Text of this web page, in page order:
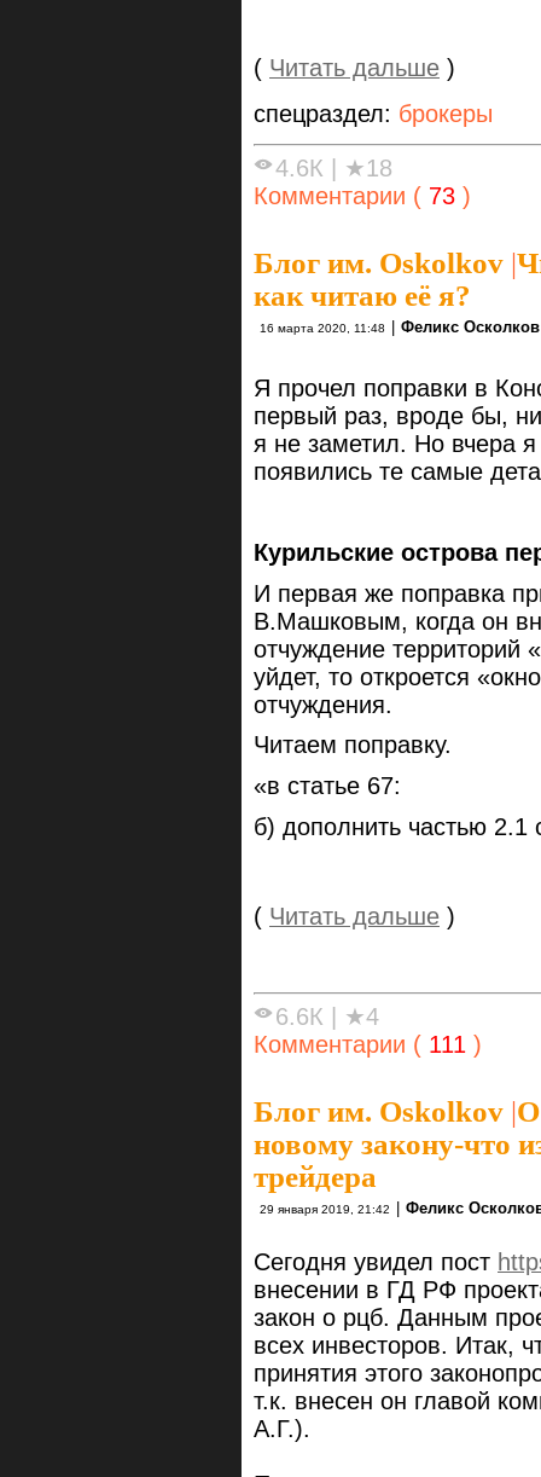
( Читать дальше )
спецраздел: брокеры
4.6К
★18
Комментарии ( 73 )
Блог им. Oskolkov |
как читаю её я?
16 марта 2020, 11:48 Феликс Осколков
Я прочел поправки в
первый раз, вроде бы,
я не заметил. Но вчера
появились те самые
Курильские острова
И первая же поправка
В.Машковым, когда он
отчуждение территорий
уйдет, то откроется
отчуждения.
Читаем поправку.
«в статье 67:
б) дополнить частью
( Читать дальше )
6.6К
★4
Комментарии ( 111 )
Блог им. Oskolkov |О
новому закону-что
трейдера
29 января 2019, 21:42 Феликс
Сегодня увидел пост
внесении в ГД РФ
закон о рцб. Данным
всех инвесторов. Итак,
принятия этого
т.к. внесен он главой
А.Г.).